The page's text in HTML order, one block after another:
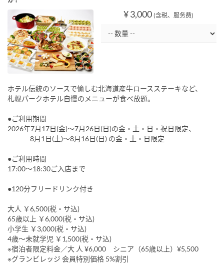
¥ 3,000 (含税、服务费)
ホテル伝統のソースで愉しむ北海道産牛ロースステーキなど、
札幌パークホテル自慢のメニューが食べ放題。
●ご利用期間
2026年7月17日(金)～7月26日(日)の金・土・日・祝日限定、
8月1日(土)～8月16日(日) の金・土・日限定
●ご利用時間
17:00～18:30ご入店まで
●120分フリードリンク付き
大人 ￥6,500(税・サ込)
65歳以上 ￥6,000(税・サ込)
小学生 ￥3,000(税・サ込)
4歳～未就学児 ￥1,500(税・サ込)
※宿泊者限定料金／大 人 ¥6,000 シニア（65歳以上）¥5,500
※グランビレッジ 会員特別価格 5%割引